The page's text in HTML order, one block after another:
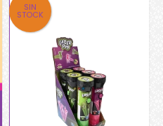
SIN
STOCK